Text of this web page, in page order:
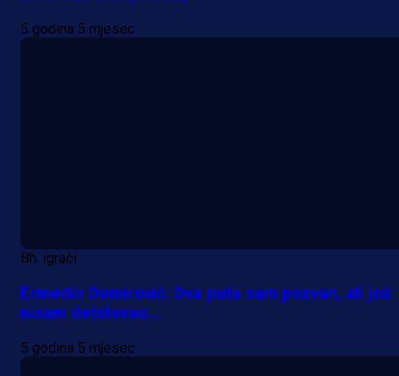
5 godina 5 mjesec
Bh. igrači
Ermedin Demirović: Dva puta sam pozvan, ali još
nisam debitovao...
5 godina 5 mjesec